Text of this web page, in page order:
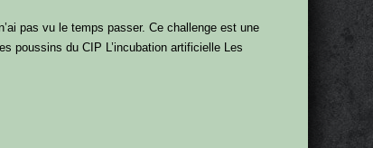
pas vu le temps passer. Ce challenge est une
poussins du CIP L’incubation artificielle Les